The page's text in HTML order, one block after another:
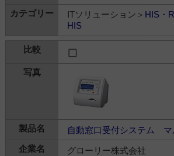
ITソリューション＞ HIS・
HIS
自動窓口受付システム マ
グローリー株式会社